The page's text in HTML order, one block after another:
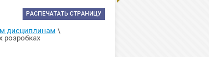
РАСПЕЧАТАТЬ СТРАНИЦУ
дисциплинам
розробках